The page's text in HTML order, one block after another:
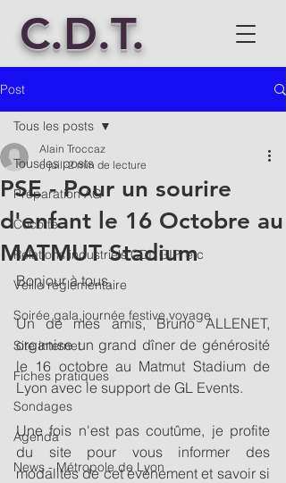
C.D.T.
Post
Tous les posts
Préparation AG
Cocotte
Relations industriels CDI, GIP, etc
Veille réglementaire
Soirée gala,journée festive,voyage
Site internet
Fiches pratiques
Sondages
Agenda
News - Métropole de Lyon
Tous les posts
PSE - Pour un sourire
d'enfant le 16 Octobre au
MATMUT Stadium
Alain Troccaz
6 juil. 2 min de lecture
Bonjour à tous,
Un de mes amis, Bruno ALLENET,
organise un grand dîner de générosité
le 16 octobre au Matmut Stadium de
Lyon avec le support de GL Events.
Une fois n'est pas coutûme, je profite
du site pour vous informer des
modalités de cet évènement et savoir si